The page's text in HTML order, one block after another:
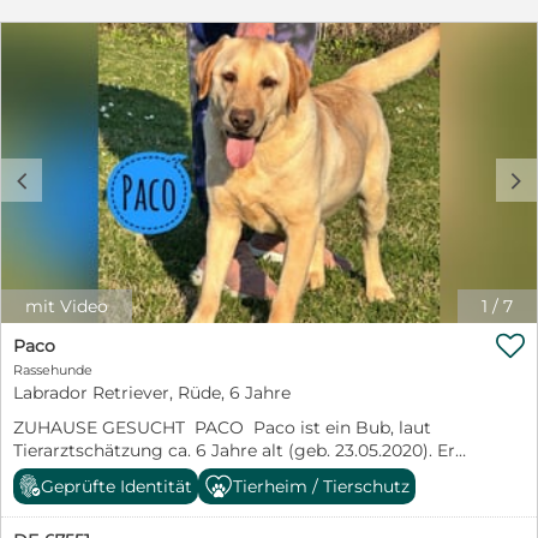
1 / 7
c d
mit Video
Paco
Rassehunde
Labrador Retriever, Rüde, 6 Jahre
ZUHAUSE GESUCHT PACO Paco ist ein Bub, laut
Tierarztschätzung ca. 6 Jahre alt (geb. 23.05.2020). Er
wiegt 32 kg und ist 60 cm groß. Er ist ein Labrador.
Paco lebt seit Januar 2026 auf einer Tierauffangsstation
in Kroatien (Đakovo), nachdem er sein gesamtes

Geprüfte Identität Tierheim / Tierschutz